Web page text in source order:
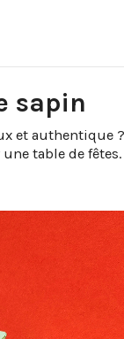
sapin
et authentique
table de fêtes.